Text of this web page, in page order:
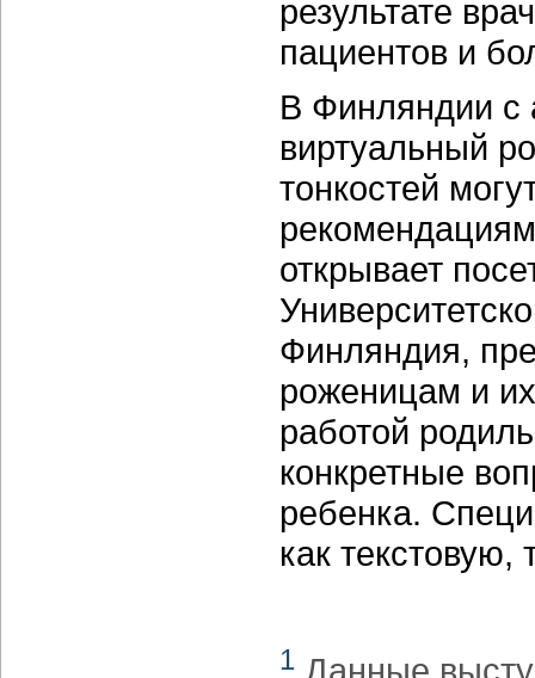
результате
пациентов и
В Финляндии с
виртуальный
тонкостей
открывает
Финляндия,
роженицам и
работой
конкретные
ребенка.
как
1 Данные